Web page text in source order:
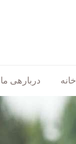
خانه دربارهی ما